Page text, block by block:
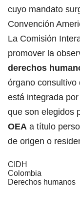
cuyo mandato
Convención
La Comisión
promover la
derechos
órgano consultivo
está integrada
que son elegidos
OEA a título
de origen o
CIDH
Colombia
Derechos humanos